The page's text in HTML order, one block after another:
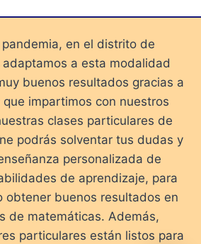
en el distrito de
a esta modalidad
buenos resultados gracias a
impartimos con nuestros
clases particulares de
podrás solventar tus dudas y
personalizada de
de aprendizaje, para
obtener buenos resultados en
de matemáticas. Además,
particulares están listos para